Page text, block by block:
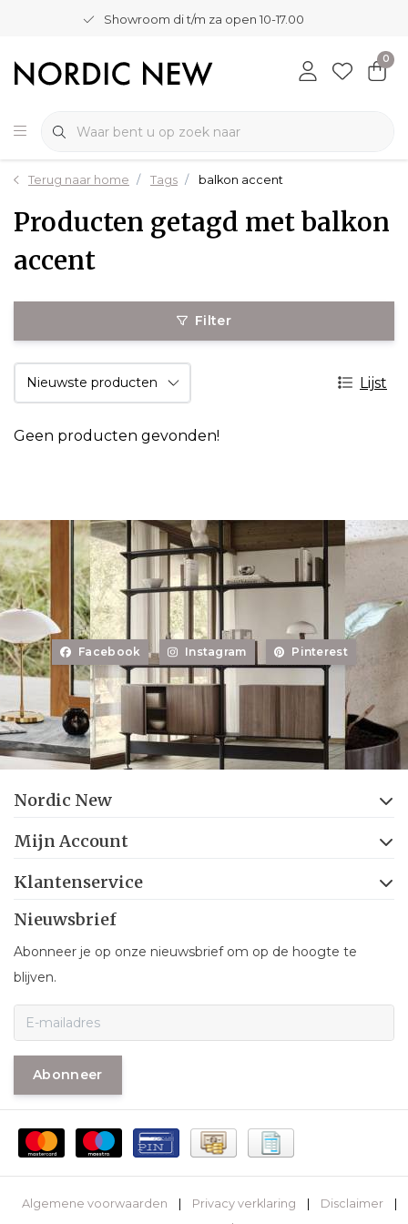
Showroom di t/m za open 10-17.00
0
Terug naar home Tags balkon accent
Producten getagd met balkon
accent
Filter
Lijst
Geen producten gevonden!
Facebook Instagram Pinterest
Nordic New
Mijn Account
Klantenservice
Nieuwsbrief
Abonneer je op onze nieuwsbrief om op de hoogte te
blijven.
Abonneer
Algemene voorwaarden Privacy verklaring Disclaimer